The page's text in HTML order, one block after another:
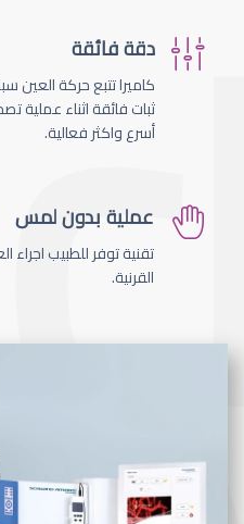
دقة فائقة
ثبات فائقة اثناء عملية
أسرع واكثر فعالية.
عملية بدون لمس
تقنية توفر للطبيب
القرنية.